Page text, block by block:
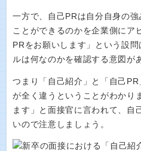
一方で、自己PRは自分自身の
ことができるのかを企業側にア
PRをお願いします」という設
ルは何なのかを確認する意図が
つまり「自己紹介」と「自己
が全く違うということがわかり
ます」と面接官に言われて、自
いので注意しましょう。